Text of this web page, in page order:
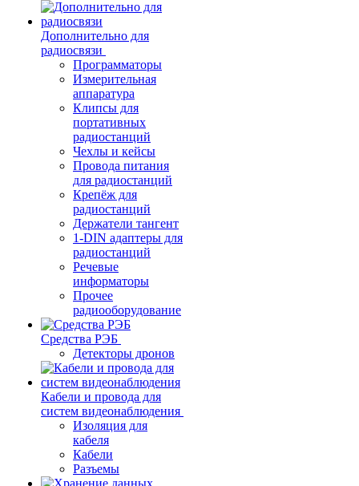
Дополнительно для
радиосвязи
Программаторы
Измерительная
аппаратура
Клипсы для
портативных
радиостанций
Чехлы и кейсы
Провода питания
для радиостанций
Крепёж для
радиостанций
Держатели тангент
1-DIN адаптеры для
радиостанций
Речевые
информаторы
Прочее
радиооборудование
Средства РЭБ
Детекторы дронов
Кабели и провода для
систем видеонаблюдения
Изоляция для
кабеля
Кабели
Разъемы